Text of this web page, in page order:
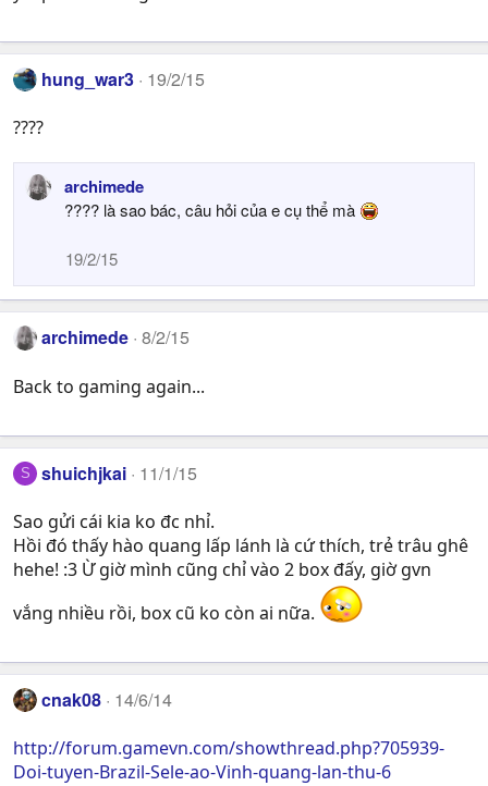
hung_war3 19/2/15
????
archimede
???? là sao bác, câu hỏi của e cụ thể mà
19/2/15
archimede 8/2/15
Back to gaming again...
S shuichjkai 11/1/15
Sao gửi cái kia ko đc nhỉ.
Hồi đó thấy hào quang lấp lánh là cứ thích, trẻ trâu ghê
hehe! :3 Ừ giờ mình cũng chỉ vào 2 box đấy, giờ gvn
vắng nhiều rồi, box cũ ko còn ai nữa.
cnak08 14/6/14
http://forum.gamevn.com/showthread.php?705939-
Doi-tuyen-Brazil-Sele-ao-Vinh-quang-lan-thu-6